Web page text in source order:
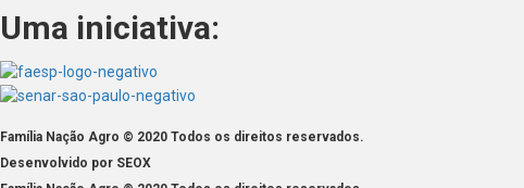
Uma iniciativa:
Família Nação Agro © 2020 Todos os direitos reservados.
Desenvolvido por SEOX